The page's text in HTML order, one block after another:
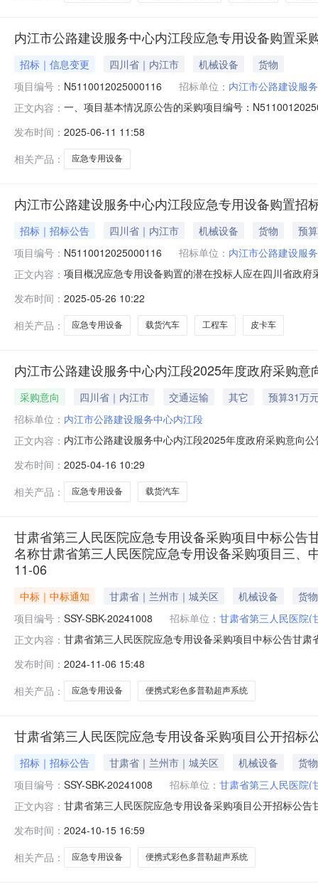
内江市公路建设服务中心内江段应急专用设备购置采
招标｜信息变更 四川省｜内江市 机械设备
货物
项目编号： N5110012025000116 招标单位： 内江市公路建设服
正文内容： 一、项目基本情况原公告的采购项目编号：
2025-06-1609:00:00，更正为：2025-06-2709:00:00。
发布时间： 2025-06-11 11:58
相关产品：
应急专用设备
内江市公路建设服务中心内江段应急专用设备购置招
招标｜招标公告 四川省｜内江市 机械设备 货物
预
项目编号： N5110012025000116 招标单位： 内江市公路建设服
正文内容： 项目概况应急专用设备购置的潜在投标人应在四川省政
需求附件合同履行期限：采购包1：自合同签订之日起30
第二十
发布时间： 2025-05-26 10:22
相关产品：
应急专用设备 载货汽车 工程车 皮卡车
内江市公路建设服务中心内江段2025年度政府采购意
采购意向 四川省｜内江市 交通运输 其它
预算31万
招标单位： 内江市公路建设服务中心内江段
正文内容： 内江市公路建设服务中心内江段2025年度政府采购意向
备注1应急专用设备购置采购内容：载货汽车采购数量：
发布时间： 2025-04-16 10:29
相关产品：
应急专用设备 载货汽车
甘肃省第三人民医院应急专用设备采购项目中标公告
名称甘肃省第三人民医院应急专用设备采购项目三
11-06
中标｜中标通知 甘肃省｜兰州市｜城关区 机械设备
货物
项目编号： SSY-SBK-20241008 招标单位： 甘肃省第三人民医院(
正文内容： 甘肃省第三人民医院应急专用设备采购项目中标公告甘
标公告甘肃省第三人民医院应急专用设备采购项目中标
发布时间： 2024-11-06 15:48
相关产品：
应急专用设备 便携式彩色多普勒超声系统
甘肃省第三人民医院应急专用设备采购项目公开招标
招标｜招标公告 甘肃省｜兰州市｜城关区 机械设备
货物
项目编号： SSY-SBK-20241008 招标单位： 甘肃省第三人民医院(
正文内容： 甘肃省第三人民医院应急专用设备采购项目公开招标公
内容数量预算（万元）备注1便携式彩色多普勒超声系统
元。四、合
发布时间： 2024-10-15 16:59
相关产品：
应急专用设备 便携式彩色多普勒超声系统